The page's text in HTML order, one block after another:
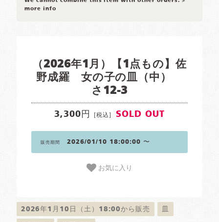
more info
（2026年1月）【1点もの】佐
野成羅 女の子の皿（中）
さ12-3
3,300円 [税込] SOLD OUT
販売期間 2026/01/10 18:00:00 〜
お気に入り
2026年1月10日（土）18:00から販売